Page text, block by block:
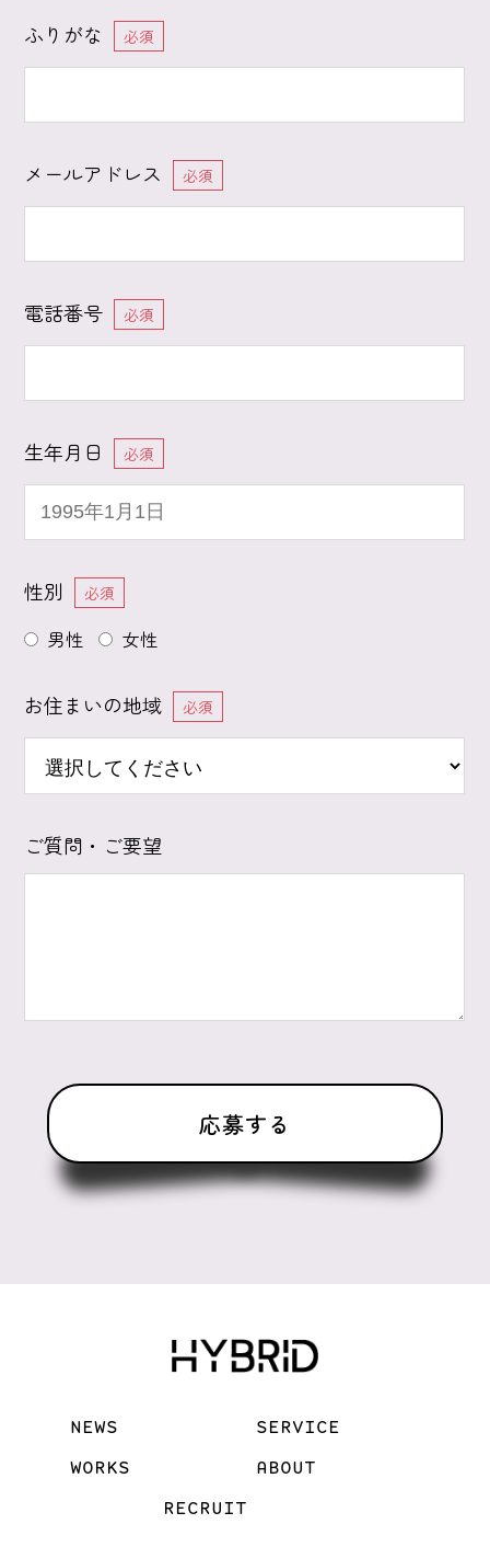
ふりがな 必須
メールアドレス 必須
電話番号 必須
生年月日 必須
性別 必須
男性 女性
お住まいの地域 必須
ご質問・ご要望
NEWS
SERVICE
WORKS
ABOUT
RECRUIT